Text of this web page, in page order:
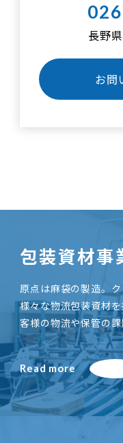
長野
お問
包装資材事
原点は麻袋の製造。
様々な物流包装資材
客様の物流や保管の
Read more